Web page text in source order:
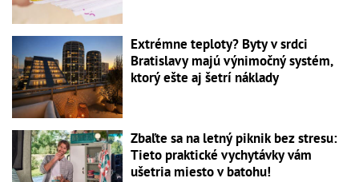
Extrémne teploty? Byty v srdci
Bratislavy majú výnimočný systém,
ktorý ešte aj šetrí náklady
Zbaľte sa na letný piknik bez stresu:
Tieto praktické vychytávky vám
ušetria miesto v batohu!